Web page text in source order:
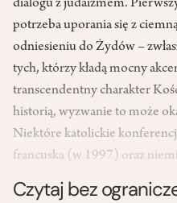
dialogu z judaizmem.
potrzeba uporania się z
odniesieniu do Żydów –
tych, którzy kładą mocny
transcendentny charakter
historią, wyzwanie to może
Niektóre katolickie
francuska (w 1997) oraz
Czytaj bez